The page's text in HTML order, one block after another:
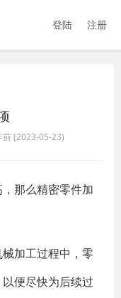
登陆 注册
前 (2023-05-23)
那么精密零件加
加工过程中，零
便尽快为后续过